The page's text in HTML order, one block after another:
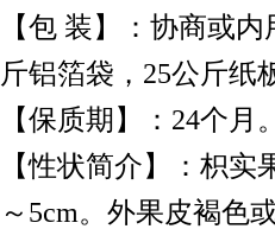
【包 装】：协商或
斤铝箔袋，25公斤纸
【保质期】：24个月。
【性状简介】：枳实
～5cm。外果皮褐色